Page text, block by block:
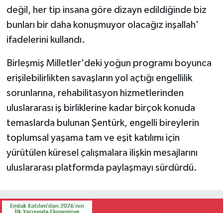
değil, her tip insana göre dizayn edildiğinde biz
bunları bir daha konuşmuyor olacağız inşallah'
ifadelerini kullandı.
Birleşmiş Milletler'deki yoğun programı boyunca
erişilebilirlikten savaşların yol açtığı engellilik
sorunlarına, rehabilitasyon hizmetlerinden
uluslararası iş birliklerine kadar birçok konuda
temaslarda bulunan Şentürk, engelli bireylerin
toplumsal yaşama tam ve eşit katılımı için
yürütülen küresel çalışmalara ilişkin mesajlarını
uluslararası platformda paylaşmayı sürdürdü.